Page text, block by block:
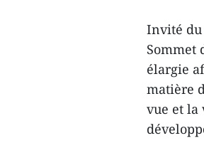
Invité du
Sommet
élargie
matière
vue et la